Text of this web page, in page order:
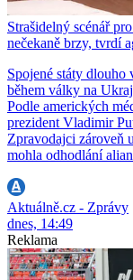
Strašidelný scénář
nečekaně brzy, tvrdí
Spojené státy dlouho
během války na
Podle amerických
prezident Vladimir
Zpravodajci zároveň
mohla odhodlání
Aktuálně.cz - Zprávy
dnes, 14:49
Reklama